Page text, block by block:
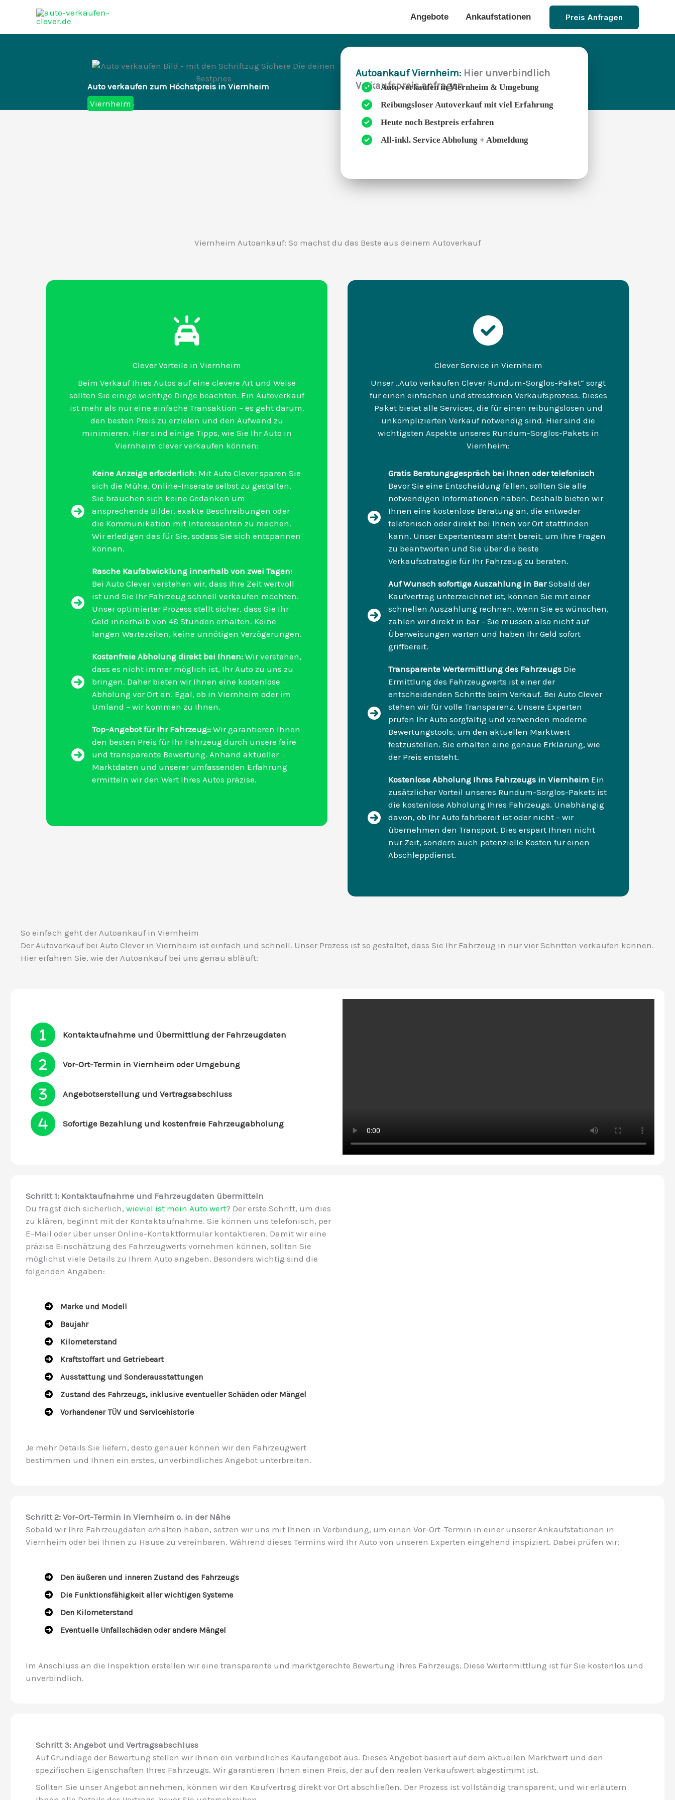
Angebote Ankaufstationen Preis Anfragen
Auto verkaufen zum Höchstpreis in Viernheim
Autoankauf
Viernheim
Autoankauf Viernheim: Hier unverbindlich
Verkaufspreis anfragen
Auto verkaufen in Viernheim & Umgebung
Reibungsloser Autoverkauf mit viel Erfahrung
Heute noch Bestpreis erfahren
All-inkl. Service Abholung + Abmeldung
Viernheim Autoankauf: So machst du das Beste aus deinem Autoverkauf
Clever Vorteile in Viernheim
Beim Verkauf Ihres Autos auf eine clevere Art und Weise
sollten Sie einige wichtige Dinge beachten. Ein Autoverkauf
ist mehr als nur eine einfache Transaktion – es geht darum,
den besten Preis zu erzielen und den Aufwand zu
minimieren. Hier sind einige Tipps, wie Sie Ihr Auto in
Viernheim clever verkaufen können:
Keine Anzeige erforderlich: Mit Auto Clever sparen Sie
sich die Mühe, Online-Inserate selbst zu gestalten.
Sie brauchen sich keine Gedanken um
ansprechende Bilder, exakte Beschreibungen oder
die Kommunikation mit Interessenten zu machen.
Wir erledigen das für Sie, sodass Sie sich entspannen
können.
Rasche Kaufabwicklung innerhalb von zwei Tagen:
Bei Auto Clever verstehen wir, dass Ihre Zeit wertvoll
ist und Sie Ihr Fahrzeug schnell verkaufen möchten.
Unser optimierter Prozess stellt sicher, dass Sie Ihr
Geld innerhalb von 48 Stunden erhalten. Keine
langen Wartezeiten, keine unnötigen Verzögerungen.
Kostenfreie Abholung direkt bei Ihnen: Wir verstehen,
dass es nicht immer möglich ist, Ihr Auto zu uns zu
bringen. Daher bieten wir Ihnen eine kostenlose
Abholung vor Ort an. Egal, ob in Viernheim oder im
Umland – wir kommen zu Ihnen.
Top-Angebot für Ihr Fahrzeug:: Wir garantieren Ihnen
den besten Preis für Ihr Fahrzeug durch unsere faire
und transparente Bewertung. Anhand aktueller
Marktdaten und unserer umfassenden Erfahrung
ermitteln wir den Wert Ihres Autos präzise.
Clever Service in Viernheim
Unser „Auto verkaufen Clever Rundum-Sorglos-Paket“ sorgt
für einen einfachen und stressfreien Verkaufsprozess. Dieses
Paket bietet alle Services, die für einen reibungslosen und
unkomplizierten Verkauf notwendig sind. Hier sind die
wichtigsten Aspekte unseres Rundum-Sorglos-Pakets in
Viernheim:
Gratis Beratungsgespräch bei Ihnen oder telefonisch
Bevor Sie eine Entscheidung fällen, sollten Sie alle
notwendigen Informationen haben. Deshalb bieten wir
Ihnen eine kostenlose Beratung an, die entweder
telefonisch oder direkt bei Ihnen vor Ort stattfinden
kann. Unser Expertenteam steht bereit, um Ihre Fragen
zu beantworten und Sie über die beste
Verkaufsstrategie für Ihr Fahrzeug zu beraten.
Auf Wunsch sofortige Auszahlung in BarSobald der
Kaufvertrag unterzeichnet ist, können Sie mit einer
schnellen Auszahlung rechnen. Wenn Sie es wünschen,
zahlen wir direkt in bar – Sie müssen also nicht auf
Überweisungen warten und haben Ihr Geld sofort
griffbereit.
Transparente Wertermittlung des Fahrzeugs Die
Ermittlung des Fahrzeugwerts ist einer der
entscheidenden Schritte beim Verkauf. Bei Auto Clever
stehen wir für volle Transparenz. Unsere Experten
prüfen Ihr Auto sorgfältig und verwenden moderne
Bewertungstools, um den aktuellen Marktwert
festzustellen. Sie erhalten eine genaue Erklärung, wie
der Preis entsteht.
Kostenlose Abholung Ihres Fahrzeugs in Viernheim Ein
zusätzlicher Vorteil unseres Rundum-Sorglos-Pakets ist
die kostenlose Abholung Ihres Fahrzeugs. Unabhängig
davon, ob Ihr Auto fahrbereit ist oder nicht – wir
übernehmen den Transport. Dies erspart Ihnen nicht
nur Zeit, sondern auch potenzielle Kosten für einen
Abschleppdienst.
So einfach geht der Autoankauf in Viernheim
Der Autoverkauf bei Auto Clever in Viernheim ist einfach und schnell. Unser Prozess ist so gestaltet, dass Sie Ihr Fahrzeug in nur vier Schritten verkaufen können.
Hier erfahren Sie, wie der Autoankauf bei uns genau abläuft:
Kontaktaufnahme und Übermittlung der Fahrzeugdaten
Vor-Ort-Termin in Viernheim oder Umgebung
Angebotserstellung und Vertragsabschluss
Sofortige Bezahlung und kostenfreie Fahrzeugabholung
Schritt 1: Kontaktaufnahme und Fahrzeugdaten übermitteln
Du fragst dich sicherlich, wieviel ist mein Auto wert? Der erste Schritt, um dies
zu klären, beginnt mit der Kontaktaufnahme. Sie können uns telefonisch, per
E-Mail oder über unser Online-Kontaktformular kontaktieren. Damit wir eine
präzise Einschätzung des Fahrzeugwerts vornehmen können, sollten Sie
möglichst viele Details zu Ihrem Auto angeben. Besonders wichtig sind die
folgenden Angaben:
Marke und Modell
Baujahr
Kilometerstand
Kraftstoffart und Getriebeart
Ausstattung und Sonderausstattungen
Zustand des Fahrzeugs, inklusive eventueller Schäden oder Mängel
Vorhandener TÜV und Servicehistorie
Je mehr Details Sie liefern, desto genauer können wir den Fahrzeugwert
bestimmen und Ihnen ein erstes, unverbindliches Angebot unterbreiten.
Schritt 2: Vor-Ort-Termin in Viernheim o. in der Nähe
Sobald wir Ihre Fahrzeugdaten erhalten haben, setzen wir uns mit Ihnen in Verbindung, um einen Vor-Ort-Termin in einer unserer Ankaufstationen in
Viernheim oder bei Ihnen zu Hause zu vereinbaren. Während dieses Termins wird Ihr Auto von unseren Experten eingehend inspiziert. Dabei prüfen wir:
Den äußeren und inneren Zustand des Fahrzeugs
Die Funktionsfähigkeit aller wichtigen Systeme
Den Kilometerstand
Eventuelle Unfallschäden oder andere Mängel
Im Anschluss an die Inspektion erstellen wir eine transparente und marktgerechte Bewertung Ihres Fahrzeugs. Diese Wertermittlung ist für Sie kostenlos und
unverbindlich.
Schritt 3: Angebot und Vertragsabschluss
Auf Grundlage der Bewertung stellen wir Ihnen ein verbindliches Kaufangebot aus. Dieses Angebot basiert auf dem aktuellen Marktwert und den
spezifischen Eigenschaften Ihres Fahrzeugs. Wir garantieren Ihnen einen Preis, der auf den realen Verkaufswert abgestimmt ist.
Sollten Sie unser Angebot annehmen, können wir den Kaufvertrag direkt vor Ort abschließen. Der Prozess ist vollständig transparent, und wir erläutern